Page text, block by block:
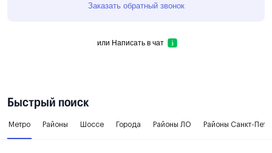
Заказать обратный звонок
или Написать в чат
Быстрый поиск
Метро Районы Шоссе Города Районы ЛО Районы Санкт-